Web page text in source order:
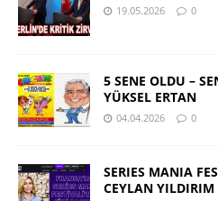
19.05.2026 0
5 SENE OLDU –
YÜKSEL ERTAN
04.04.2026 0
SERIES MANIA
CEYLAN YILDIRIM